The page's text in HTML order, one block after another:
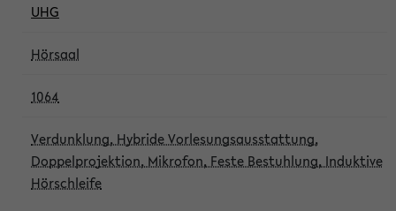
UHG
Hörsaal
1064
Verdunklung, Hybride Vorlesungsausstattung,
Doppelprojektion, Mikrofon, Feste Bestuhlung, Induktive
Hörschleife